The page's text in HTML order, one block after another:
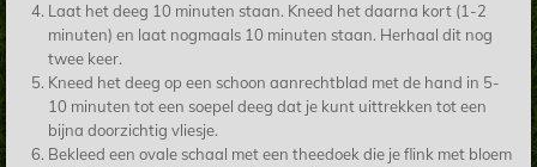
Laat het deeg 10 minuten staan. Kneed het daarna kort (1-2
minuten) en laat nogmaals 10 minuten staan. Herhaal dit nog
twee keer.
Kneed het deeg op een schoon aanrechtblad met de hand in 5-
10 minuten tot een soepel deeg dat je kunt uittrekken tot een
bijna doorzichtig vliesje.
Bekleed een ovale schaal met een theedoek die je flink met bloem